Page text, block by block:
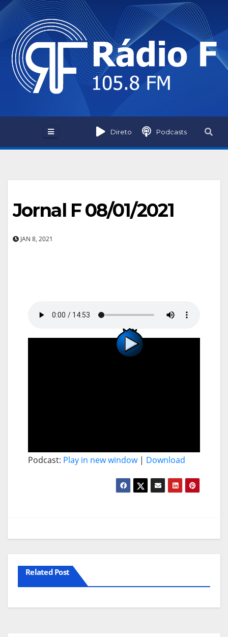
Skip
to
content
Direto Podcasts
Jornal F 08/01/2021
JAN 8, 2021
Podcast: Play in new window| Download
Related Post